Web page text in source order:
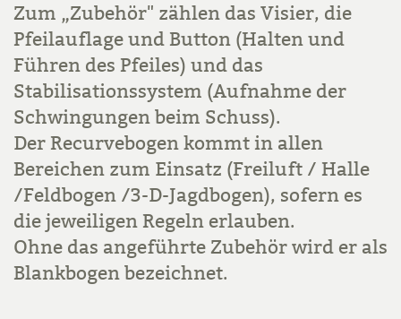
Zum „Zubehör" zählen das Visier, die
Pfeilauflage und Button (Halten und
Führen des Pfeiles) und das
Stabilisationssystem (Aufnahme der
Schwingungen beim Schuss).
Der Recurvebogen kommt in allen
Bereichen zum Einsatz (Freiluft / Halle
/Feldbogen /3-D-Jagdbogen), sofern es
die jeweiligen Regeln erlauben.
Ohne das angeführte Zubehör wird er als
Blankbogen bezeichnet.